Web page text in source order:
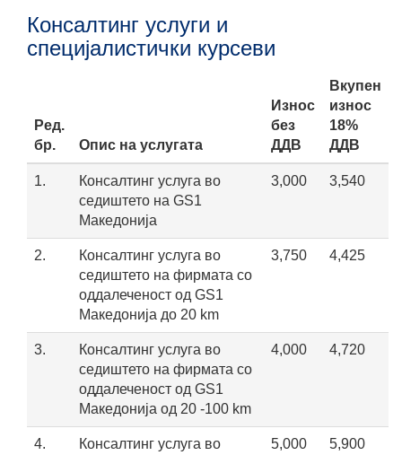
Консалтинг услуги и
специјалистички курсеви
Ред.
бр.
Опис на услугата
Износ
без
ДДВ
Вкупен
износ
18%
ДДВ
1.
Консалтинг услуга во
седиштето на GS1
Maкедонија
3,000 3,540
2.
Консалтинг услуга во
седиштето на фирмата со
оддалеченост од GS1
Maкедонија до 20 km
3,750 4,425
3.
Консалтинг услуга во
седиштето на фирмата со
оддалеченост од GS1
Maкедонија од 20 -100 km
4,000 4,720
4.
Консалтинг услуга во
5,000 5,900